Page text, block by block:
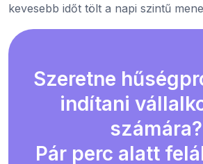
kevesebb időt tölt a napi szintű
Szeretne
indítani
számára?
Pár perc alatt